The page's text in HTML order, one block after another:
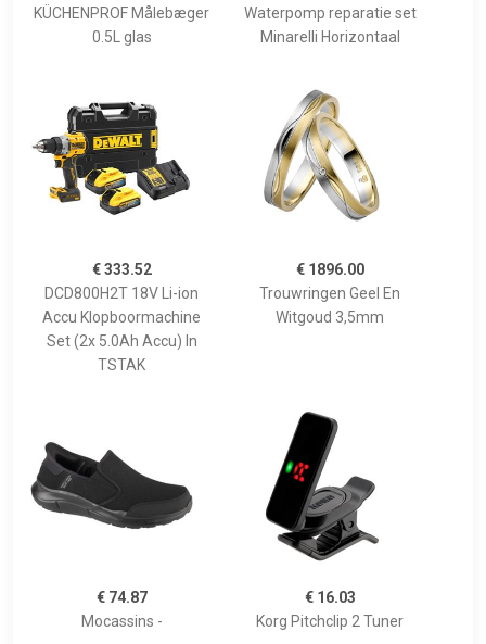
KÜCHENPROF Målebæger
0.5L glas
Waterpomp reparatie set
Minarelli Horizontaal
€ 333.52
DCD800H2T 18V Li-ion
Accu Klopboormachine
Set (2x 5.0Ah Accu) In
TSTAK
€ 1896.00
Trouwringen Geel En
Witgoud 3,5mm
€ 74.87
Mocassins -
€ 16.03
Korg Pitchclip 2 Tuner